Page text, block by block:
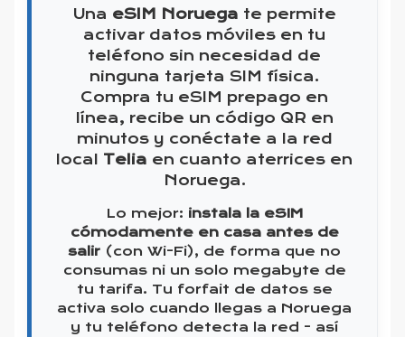
Una eSIM Noruega te permite
activar datos móviles en tu
teléfono sin necesidad de
ninguna tarjeta SIM física.
Compra tu eSIM prepago en
línea, recibe un código QR en
minutos y conéctate a la red
local Telia en cuanto aterrices en
Noruega.
Lo mejor: instala la eSIM
cómodamente en casa antes de
salir (con Wi-Fi), de forma que no
consumas ni un solo megabyte de
tu tarifa. Tu forfait de datos se
activa solo cuando llegas a Noruega
y tu teléfono detecta la red - así